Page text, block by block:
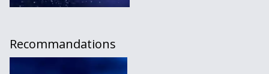
Recommandations
L&#039;Actu du 15.01.13 - 18h35